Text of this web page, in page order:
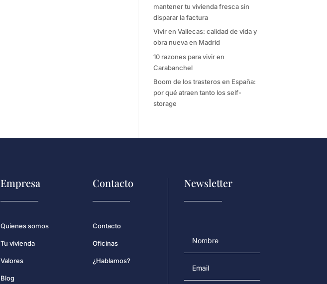
mantener tu vivienda fresca sin
disparar la factura
Vivir en Vallecas: calidad de vida y
obra nueva en Madrid
10 razones para vivir en
Carabanchel
Boom de los trasteros en España:
por qué atraen tanto los self-
storage
Empresa
Quienes somos
Tu vivienda
Valores
Blog
Contacto
Contacto
Oficinas
¿Hablamos?
Newsletter